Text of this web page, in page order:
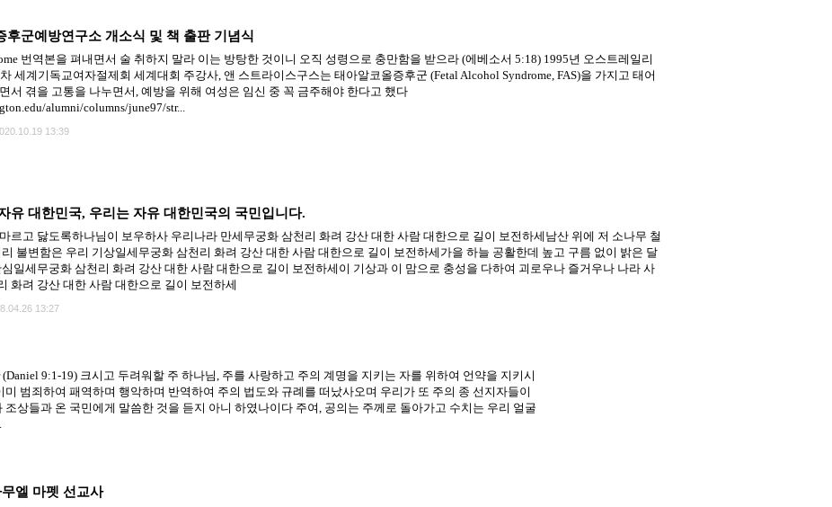
후군예방연구소 개소식 및 책 출판 기념식
번역본을 펴내면서 술 취하지 말라 이는 방탕한 것이니 오직 성령으로 충만함을 받으라 (에베소서 5:18) 1995년 오스트레일리
세계기독교여자절제회 세계대회 주강사, 앤 스트라이스구스는 태아알코올증후군 (Fetal Alcohol Syndrome, FAS)을 가지고 태어
서 겪을 고통을 나누면서, 예방을 위해 여성은 임신 중 꼭 금주해야 한다고 했다
alumni/columns/june97/str...
13:39
유 대한민국, 우리는 자유 대한민국의 국민입니다.
르고 닳도록하나님이 보우하사 우리나라 만세무궁화 삼천리 화려 강산 대한 사람 대한으로 길이 보전하세남산 위에 저 소나무 철
불변함은 우리 기상일세무궁화 삼천리 화려 강산 대한 사람 대한으로 길이 보전하세가을 하늘 공활한데 높고 구름 없이 밝은 달
일세무궁화 삼천리 화려 강산 대한 사람 대한으로 길이 보전하세이 기상과 이 맘으로 충성을 다하여 괴로우나 즐거우나 나라 사
화려 강산 대한 사람 대한으로 길이 보전하세
13:27
9:1-19) 크시고 두려워할 주 하나님, 주를 사랑하고 주의 계명을 지키는 자를 위하여 언약을 지키시
범죄하여 패역하며 행악하며 반역하여 주의 법도와 규례를 떠났사오며 우리가 또 주의 종 선지자들이
상들과 온 국민에게 말씀한 것을 듣지 아니 하였나이다 주여, 공의는 주께로 돌아가고 수치는 우리 얼굴
엘 마펫 선교사